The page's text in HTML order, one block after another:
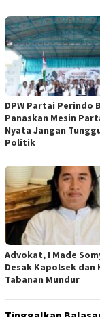
DPW Partai Perindo
Panaskan Mesin
Nyata Jangan
Politik
Advokat, I Made
Desak Kapolsek dan
Tabanan Mundur